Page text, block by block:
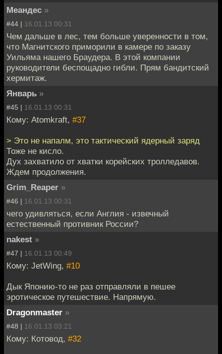
Меандес »
#44 | 16.01.13 00:31
Чем дальше в лес, тем больше уверенности в том,
что Магнитского приморили в камере по заказу
Уильяма нашего Браудера. В этой компании
руководители беспощадно гибли. Прям бандитский
хермитаж.
Январь »
#45 | 16.01.13 00:31
Кому: Atomkraft, #37
> Это не напалм, это тактический ядерный заряд
Тоже не кисло.
Дух захватило от хватки корейских тролледавов.
Ждем продолжения.
Grim_Reaper »
#46 | 16.01.13 00:31
чего удивляться, если Англия - извечный
естественный противник России?
nakest »
#47 | 16.01.13 00:49
Кому: JetWing, #10
Дык Японию-то не раз отправляли в пешее
эротическое путешествие. Напрямую.
Dragonmaster »
#48 | 16.01.13 03:21
Кому: Котовод, #32